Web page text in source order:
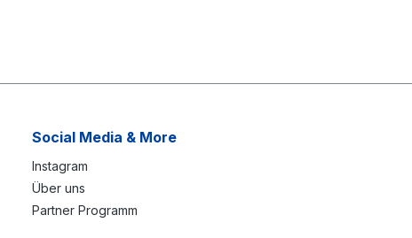
Social Media & More
Instagram
Über uns
Partner Programm